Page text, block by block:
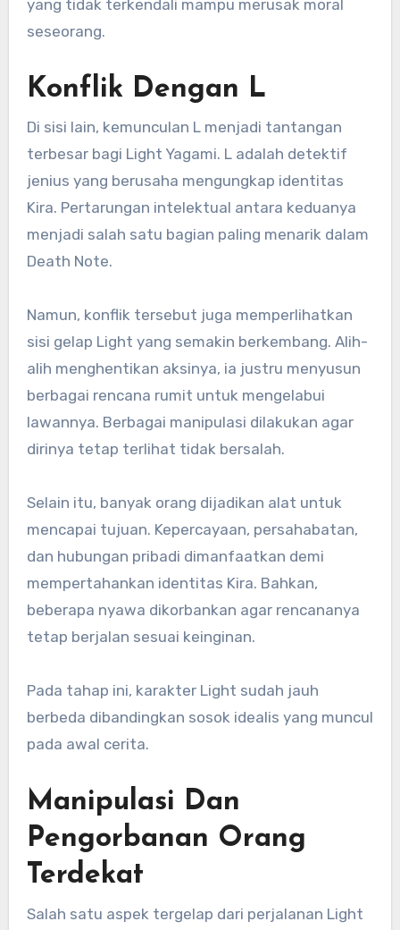
yang tidak terkendali mampu merusak moral
seseorang.
Konflik Dengan L
Di sisi lain, kemunculan L menjadi tantangan
terbesar bagi Light Yagami. L adalah detektif
jenius yang berusaha mengungkap identitas
Kira. Pertarungan intelektual antara keduanya
menjadi salah satu bagian paling menarik dalam
Death Note.
Namun, konflik tersebut juga memperlihatkan
sisi gelap Light yang semakin berkembang. Alih-
alih menghentikan aksinya, ia justru menyusun
berbagai rencana rumit untuk mengelabui
lawannya. Berbagai manipulasi dilakukan agar
dirinya tetap terlihat tidak bersalah.
Selain itu, banyak orang dijadikan alat untuk
mencapai tujuan. Kepercayaan, persahabatan,
dan hubungan pribadi dimanfaatkan demi
mempertahankan identitas Kira. Bahkan,
beberapa nyawa dikorbankan agar rencananya
tetap berjalan sesuai keinginan.
Pada tahap ini, karakter Light sudah jauh
berbeda dibandingkan sosok idealis yang muncul
pada awal cerita.
Manipulasi Dan
Pengorbanan Orang
Terdekat
Salah satu aspek tergelap dari perjalanan Light